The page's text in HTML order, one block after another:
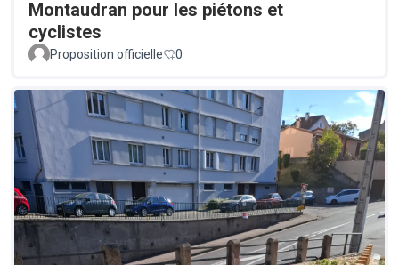
Montaudran pour les piétons et
cyclistes
Proposition officielle 0